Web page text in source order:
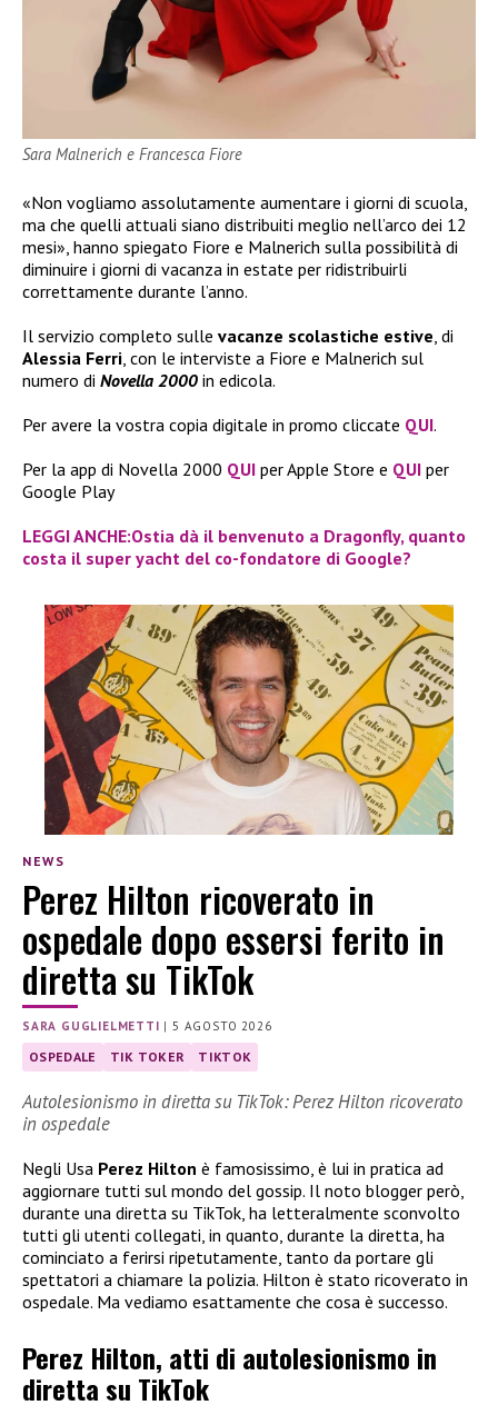
Sara Malnerich e Francesca Fiore
«Non vogliamo assolutamente aumentare i giorni di scuola,
ma che quelli attuali siano distribuiti meglio nell’arco dei 12
mesi», hanno spiegato Fiore e Malnerich sulla possibilità di
diminuire i giorni di vacanza in estate per ridistribuirli
correttamente durante l’anno.
Il servizio completo sulle vacanze scolastiche estive , di
Alessia Ferri , con le interviste a Fiore e Malnerich sul
numero di Novella 2000 in edicola.
Per avere la vostra copia digitale in promo cliccate QUI.
Per la app di Novella 2000 QUI per Apple Store e QUI per
Google Play
LEGGI ANCHE:Ostia dà il benvenuto a Dragonfly, quanto
costa il super yacht del co-fondatore di Google?
NEWS
Perez Hilton ricoverato in
ospedale dopo essersi ferito in
diretta su TikTok
SARA GUGLIELMETTI |5 AGOSTO 2026
OSPEDALE TIK TOKER TIKTOK
Autolesionismo in diretta su TikTok: Perez Hilton ricoverato
in ospedale
Negli Usa Perez Hilton è famosissimo, è lui in pratica ad
aggiornare tutti sul mondo del gossip. Il noto blogger però,
durante una diretta su TikTok, ha letteralmente sconvolto
tutti gli utenti collegati, in quanto, durante la diretta, ha
cominciato a ferirsi ripetutamente, tanto da portare gli
spettatori a chiamare la polizia. Hilton è stato ricoverato in
ospedale. Ma vediamo esattamente che cosa è successo.
Perez Hilton, atti di autolesionismo in
diretta su TikTok